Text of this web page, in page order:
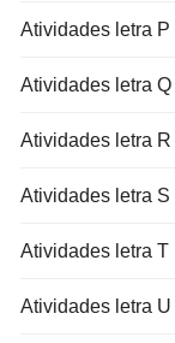
Atividades letra P
Atividades letra Q
Atividades letra R
Atividades letra S
Atividades letra T
Atividades letra U